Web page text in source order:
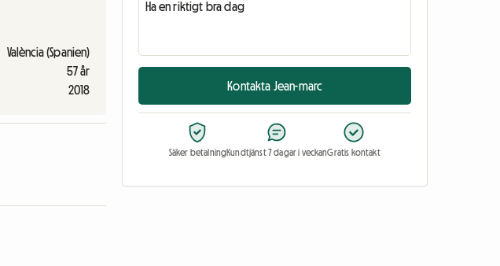
València (Spanien)
57 år
2018 Kontakta Jean-marc
Säker betalningKundtjänst 7 dagar i veckanGratis kontakt